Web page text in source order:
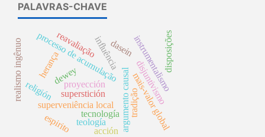
PALAVRAS-CHAVE
argumento causal
superstición
proyección
processo de acumulação
mais-valor global
superveniência local disjuntivismo
religión
realismo ingênuo
tecnología
instrumentalismo
dewey
teología
espirito
influênciadasein
herança
reavaliação
tradição
disposições
acción